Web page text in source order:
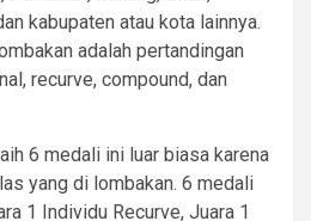
kabupaten atau kota lainnya.
adalah pertandingan
recurve, compound, dan
6 medali ini luar biasa karena
yang di lombakan. 6 medali
1 Individu Recurve, Juara 1